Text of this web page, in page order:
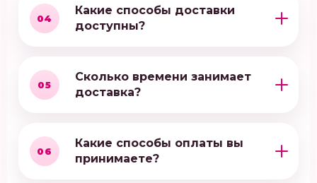
04
Какие способы доставки
доступны?
05
Сколько времени занимает
доставка?
06
Какие способы оплаты вы
принимаете?